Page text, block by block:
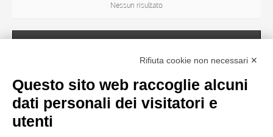
Nessun risultato
OGGETTO
Nessun risultato
Rifiuta cookie non necessari ✕
Questo sito web raccoglie alcuni
dati personali dei visitatori e
utenti